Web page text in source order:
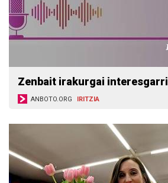
Zenbait irakurgai interesgarri
ANBOTO.ORG IRITZIA